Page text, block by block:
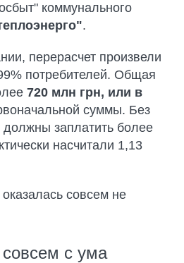
коммунального
.
перерасчет произвели
потребителей. Общая
720 млн грн, или в
суммы. Без
должны заплатить более
насчитали 1,13
совсем не
с ума